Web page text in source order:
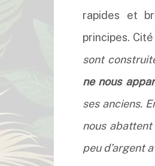
rapides et
principes.
sont
ne nous
ses anciens.
nous
peu d’argent